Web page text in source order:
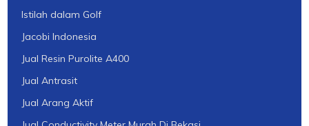
Istilah dalam Golf
Jacobi Indonesia
Jual Resin Purolite A400
Jual Antrasit
Jual Arang Aktif